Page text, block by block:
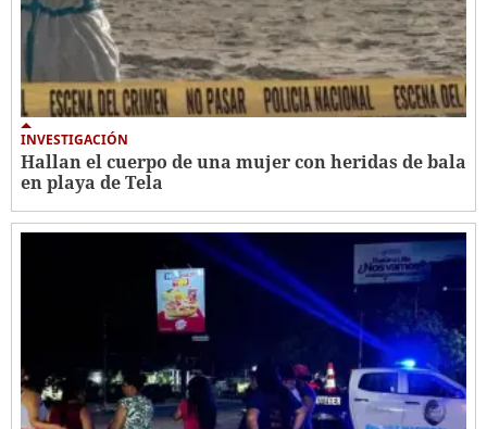
INVESTIGACIÓN
Hallan el cuerpo de una mujer con heridas de bala
en playa de Tela